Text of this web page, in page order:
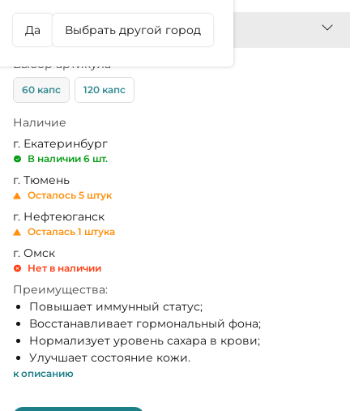
Да Выбрать другой город
Выбор артикула
60 капс 120 капс
Наличие
г. Екатеринбург
В наличии 6 шт.
г. Тюмень
Осталось 5 штук
г. Нефтеюганск
Осталась 1 штука
г. Омск
Нет в наличии
Преимущества:
Повышает иммунный статус;
Восстанавливает гормональный фона;
Нормализует уровень сахара в крови;
Улучшает состояние кожи.
к описанию